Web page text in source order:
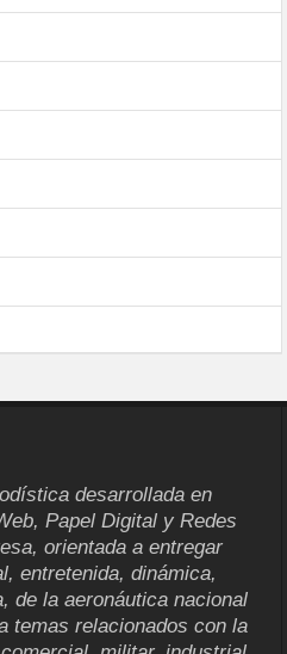
desarrollada en
Papel Digital y Redes
orientada a entregar
entretenida, dinámica,
de la aeronáutica nacional
temas relacionados con la